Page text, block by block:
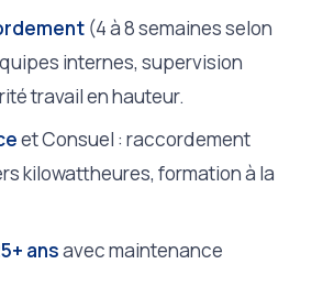
(4 à 8 semaines selon
internes, supervision
travail en hauteur.
et Consuel : raccordement
kilowattheures, formation à la
ansavec maintenance